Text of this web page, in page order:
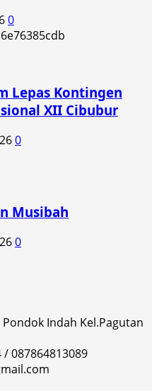
0
Lepas Kontingen
XII Cibubur
0
Musibah
0
Pondok Indah Kel.Pagutan
087864813089